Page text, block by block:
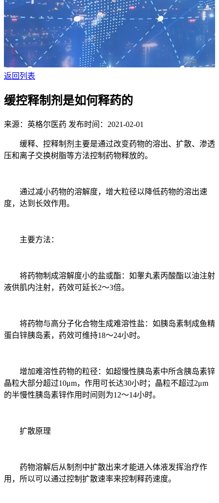
返回列表
缓控释制剂是如何释药的
来源：英格尔医药 发布时间：2021-02-01
缓释、控释制剂主要是通过改变药物的溶出、扩散、渗透
压和离子交换树脂等方法控制药物释放的。
通过减小药物的溶解度，增大粒径以降低药物的溶出速
度，达到长效作用。
主要方法：
将药物制成溶解度小的盐或酯：如睾丸素丙酸酯以油注射
液供肌内注射，药效可延长2～3倍。
将药物与高分子化合物生成难溶性盐：如胰岛素制成鱼精
蛋白锌胰岛素，药效可维持18～24小时。
增加难溶性药物的粒径：如超慢性胰岛素中所含胰岛素锌
晶粒大部分超过10μm，作用可长达30小时；晶粒不超过2μm
的半慢性胰岛素锌作用时间则为12～14小时。
扩散原理
药物溶解后从制剂中扩散出来才能进入体液发挥治疗作
用，所以可以通过控制扩散速率来控制释药速度。